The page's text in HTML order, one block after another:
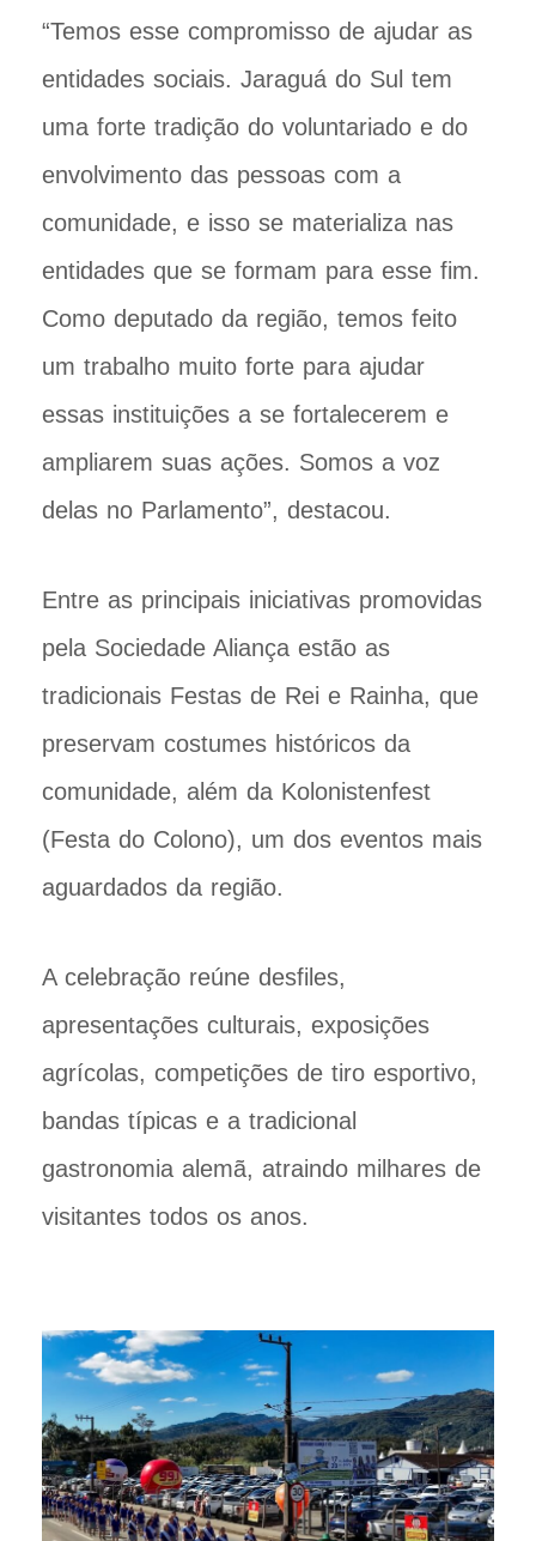
“Temos esse compromisso de ajudar as
entidades sociais. Jaraguá do Sul tem
uma forte tradição do voluntariado e do
envolvimento das pessoas com a
comunidade, e isso se materializa nas
entidades que se formam para esse fim.
Como deputado da região, temos feito
um trabalho muito forte para ajudar
essas instituições a se fortalecerem e
ampliarem suas ações. Somos a voz
delas no Parlamento”, destacou.
Entre as principais iniciativas promovidas
pela Sociedade Aliança estão as
tradicionais Festas de Rei e Rainha, que
preservam costumes históricos da
comunidade, além da Kolonistenfest
(Festa do Colono), um dos eventos mais
aguardados da região.
A celebração reúne desfiles,
apresentações culturais, exposições
agrícolas, competições de tiro esportivo,
bandas típicas e a tradicional
gastronomia alemã, atraindo milhares de
visitantes todos os anos.